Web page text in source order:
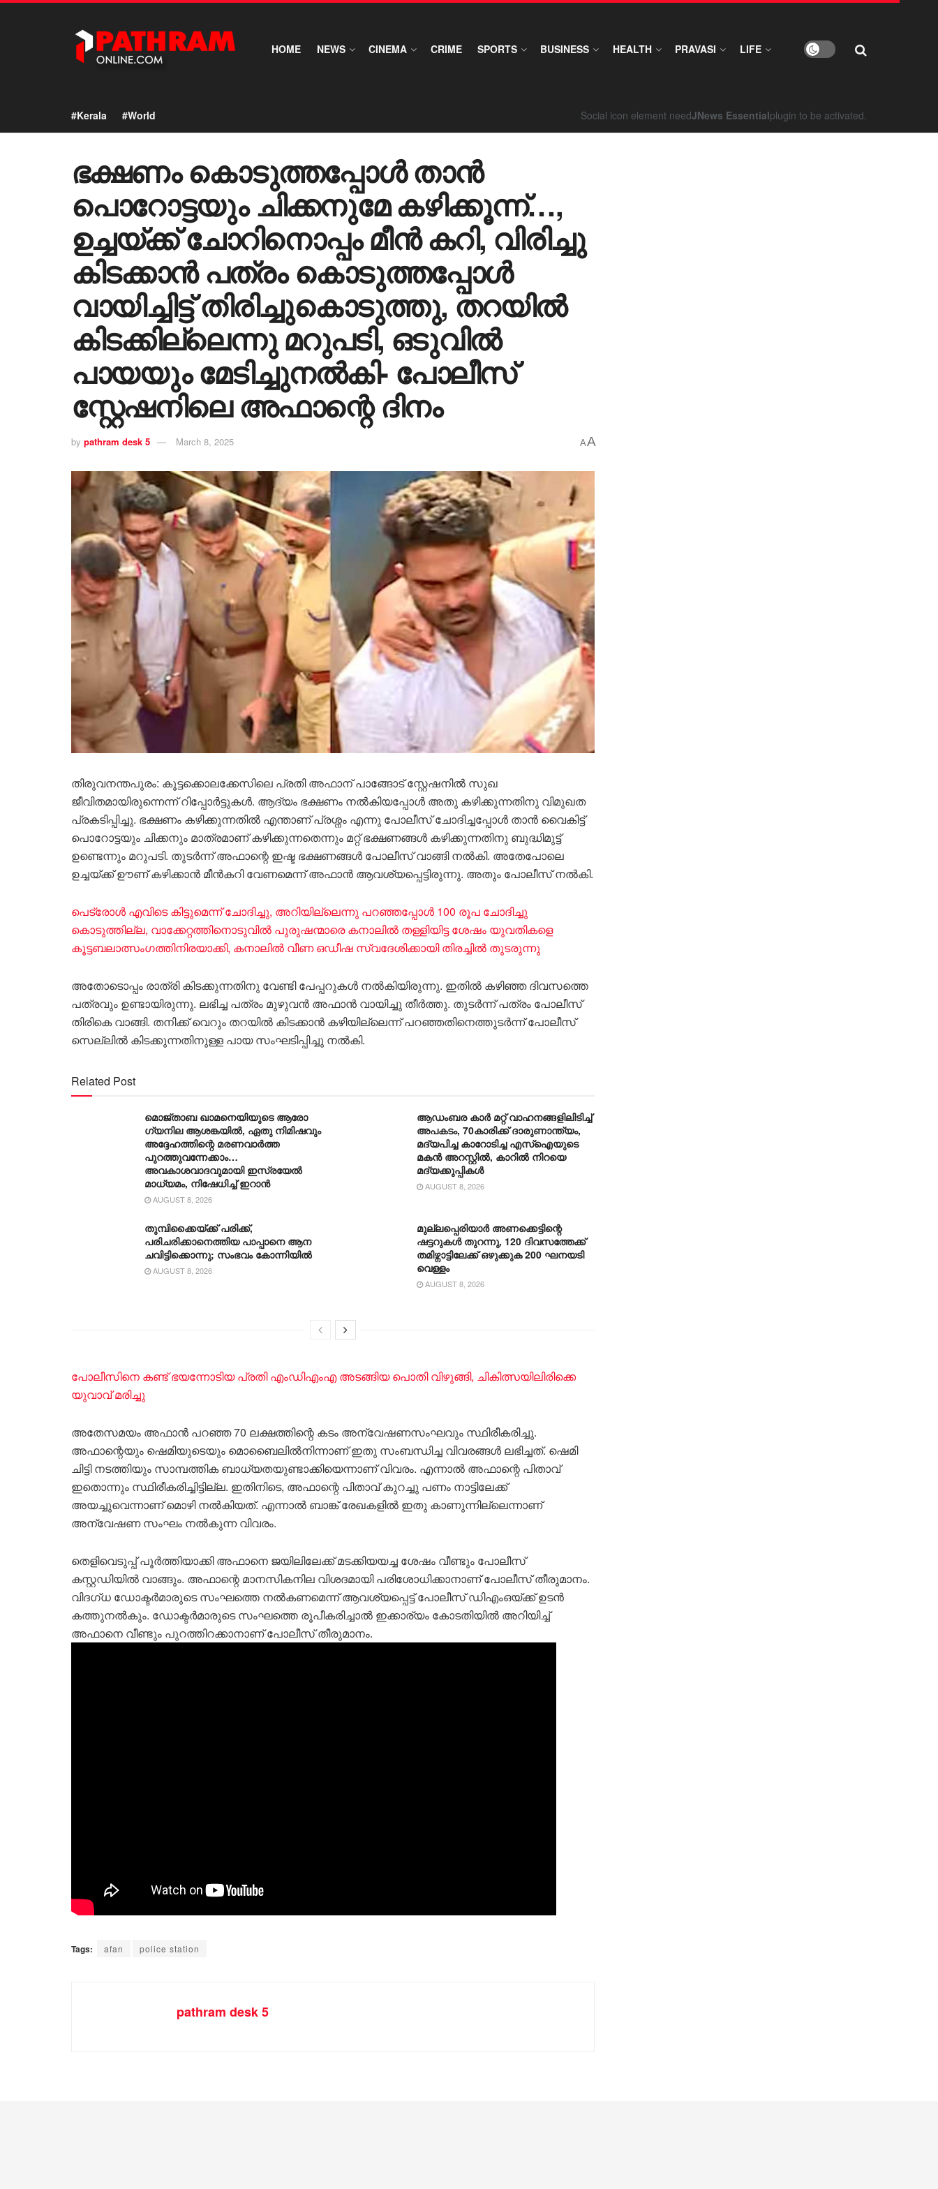
HOME NEWS CINEMA CRIME SPORTS BUSINESS HEALTH PRAVASI LIFE
#Kerala #World Social icon element needJNews Essentialplugin to be activated.
ഭക്ഷണം കൊടുത്തപ്പോൾ താൻ
പൊറോട്ടയും ചിക്കനുമേ കഴിക്കൂന്ന്…,
ഉച്ചയ്ക്ക് ചോറിനൊപ്പം മീൻ കറി, വിരിച്ചു
കിടക്കാൻ പത്രം കൊടുത്തപ്പോൾ
വായിച്ചിട്ട് തിരിച്ചുകൊടുത്തു, തറയിൽ
കിടക്കില്ലെന്നു മറുപടി, ഒടുവിൽ
പായയും മേടിച്ചുനൽകി- പോലീസ്
സ്റ്റേഷനിലെ അഫാന്റെ ദിനം
by pathram desk 5 March 8, 2025 AA
തിരുവനന്തപുരം: കൂട്ടക്കൊലക്കേസിലെ പ്രതി അഫാന് പാങ്ങോട് സ്റ്റേഷനിൽ സുഖ
ജീവിതമായിരുന്നെന്ന് റിപ്പോർട്ടുകൾ. ആദ്യം ഭക്ഷണം നൽകിയപ്പോൾ അതു കഴിക്കുന്നതിനു വിമുഖത
പ്രകടിപ്പിച്ചു. ഭക്ഷണം കഴിക്കുന്നതിൽ എന്താണ് പ്രശ്നം എന്നു പോലീസ് ചോദിച്ചപ്പോൾ താൻ വൈകിട്ട്
പൊറോട്ടയും ചിക്കനും മാത്രമാണ് കഴിക്കുന്നതെന്നും മറ്റ് ഭക്ഷണങ്ങൾ കഴിക്കുന്നതിനു ബുദ്ധിമുട്ട്
ഉണ്ടെന്നും മറുപടി. തുടർന്ന് അഫാന്റെ ഇഷ്ട ഭക്ഷണങ്ങൾ പോലീസ് വാങ്ങി നൽകി. അതേപോലെ
ഉച്ചയ്ക്ക് ഊണ് കഴിക്കാൻ മീൻകറി വേണമെന്ന് അഫാൻ ആവശ്യപ്പെട്ടിരുന്നു. അതും പോലീസ് നൽകി.
പെട്രോൾ എവിടെ കിട്ടുമെന്ന് ചോദിച്ചു, അറിയില്ലെന്നു പറഞ്ഞപ്പോൾ 100 രൂപ ചോദിച്ചു
കൊടുത്തില്ല, വാക്കേറ്റത്തിനൊടുവിൽ പുരുഷന്മാരെ കനാലിൽ തള്ളിയിട്ട ശേഷം യുവതികളെ
കൂട്ടബലാത്സം​ഗത്തിനിരയാക്കി, കനാലിൽ വീണ ഒഡീഷ സ്വദേശിക്കായി തിരച്ചിൽ തുടരുന്നു
അതോടൊപ്പം രാത്രി കിടക്കുന്നതിനു വേണ്ടി പേപ്പറുകൾ നൽകിയിരുന്നു. ഇതിൽ കഴിഞ്ഞ ദിവസത്തെ
പത്രവും ഉണ്ടായിരുന്നു. ലഭിച്ച പത്രം മുഴുവൻ അഫാൻ വായിച്ചു തീർത്തു. തുടർന്ന് പത്രം പോലീസ്
തിരികെ വാങ്ങി. തനിക്ക് വെറും തറയിൽ കിടക്കാൻ കഴിയില്ലെന്ന് പറ‍‍ഞ്ഞതിനെത്തുടർന്ന് പോലീസ്
സെല്ലിൽ കിടക്കുന്നതിനുള്ള പായ സംഘടിപ്പിച്ചു നൽകി.
Related Post
മൊജ്താബ ഖാമനെയിയുടെ ആരോ​
ഗ്യനില ആശങ്കയിൽ, ഏതു നിമിഷവും
അദ്ദേഹത്തിന്റെ മരണവാർത്ത
പുറത്തുവന്നേക്കാം…
അവകാശവാദവുമായി ഇസ്രയേൽ
മാധ്യമം, നിഷേധിച്ച് ഇറാൻ
AUGUST 8, 2026
ആഡംബര കാര്‍ മറ്റ് വാഹനങ്ങളിലിടിച്ച്
അപകടം, 70കാരിക്ക് ദാരുണാന്ത്യം,
മദ്യപിച്ച കാറോടിച്ച എസ്ഐയുടെ
മകന്‍ അറസ്റ്റില്‍, കാറില്‍ നിറയെ
മദ്യക്കുപ്പികള്‍
AUGUST 8, 2026
തുമ്പിക്കൈയ്ക്ക് പരിക്ക്,
പരിചരിക്കാനെത്തിയ പാപ്പാനെ ആന
ചവിട്ടിക്കൊന്നു; സംഭവം കോന്നിയിൽ
AUGUST 8, 2026
മുല്ലപ്പെരിയാർ അണക്കെട്ടിന്റെ
ഷട്ടറുകൾ തുറന്നു, 120 ദിവസത്തേക്ക്
തമിഴ്നാ‌ട്ടിലേക്ക് ഒഴുക്കുക 200 ഘനയടി
വെള്ളം
AUGUST 8, 2026
പോലീസിനെ കണ്ട് ഭയന്നോടിയ പ്രതി എംഡിഎംഎ അടങ്ങിയ പൊതി വിഴുങ്ങി, ചികിത്സയിലിരിക്കെ
യുവാവ് മരിച്ചു
അതേസമയം അഫാൻ പറഞ്ഞ 70 ലക്ഷത്തിന്റെ കടം അന്വേഷണസംഘവും സ്ഥിരീകരിച്ചു.
അഫാന്റെയും ഷെമിയുടെയും മൊബൈലിൽനിന്നാണ് ഇതു സംബന്ധിച്ച വിവരങ്ങൾ ലഭിച്ചത്. ഷെമി
ചിട്ടി നടത്തിയും സാമ്പത്തിക ബാധ്യതയുണ്ടാക്കിയെന്നാണ് വിവരം. എന്നാൽ അഫാന്റെ പിതാവ്
ഇതൊന്നും സ്ഥിരീകരിച്ചിട്ടില്ല. ഇതിനിടെ, അഫാന്റെ പിതാവ് കുറച്ചു പണം നാട്ടിലേക്ക്
അയച്ചുവെന്നാണ് മൊഴി നൽകിയത്. എന്നാൽ ബാങ്ക് രേഖകളിൽ ഇതു കാണുന്നില്ലെന്നാണ്
അന്വേഷണ സംഘം നൽകുന്ന വിവരം.
തെളിവെടുപ്പ് പൂർത്തിയാക്കി അഫാനെ ജയിലിലേക്ക് മടക്കിയയച്ച ശേഷം വീണ്ടും പോലീസ്
കസ്റ്റഡിയിൽ വാങ്ങും. അഫാന്റെ മാനസികനില വിശദമായി പരിശോധിക്കാനാണ് പോലീസ് തീരുമാനം.
വിദഗ്ധ ഡോക്ടർമാരുടെ സംഘത്തെ നൽകണമെന്ന് ആവശ്യപ്പെട്ട് പോലീസ് ഡിഎംഒയ്ക്ക് ഉടൻ
കത്തുനൽകും. ഡോക്ടർമാരുടെ സംഘത്തെ രൂപീകരിച്ചാൽ ഇക്കാര്യം കോടതിയിൽ അറിയിച്ച്
അഫാനെ വീണ്ടും പുറത്തിറക്കാനാണ് പോലീസ് തീരുമാനം.
Tags: afan police station
pathram desk 5